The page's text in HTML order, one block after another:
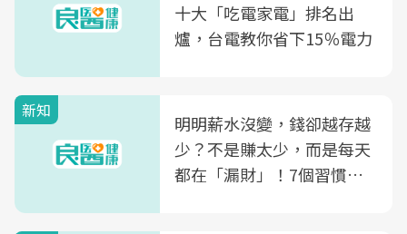
十大「吃電家電」排名出
爐，台電教你省下15％電力
新知
明明薪水沒變，錢卻越存越
少？不是賺太少，而是每天
都在「漏財」！7個習慣一